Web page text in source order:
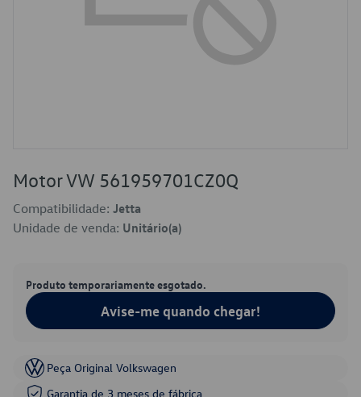
Motor VW 561959701CZ0Q
Compatibilidade: Jetta
Unidade de venda: Unitário(a)
Produto temporariamente esgotado.
Avise-me quando chegar!
Peça Original Volkswagen
Garantia de 3 meses de fábrica